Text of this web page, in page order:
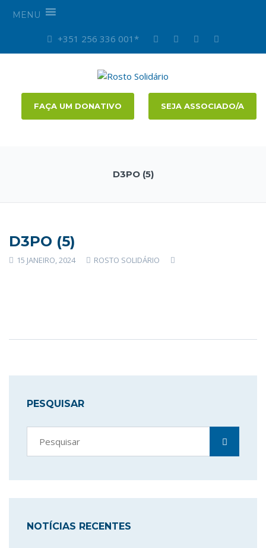
MENU
+351 256 336 001*
FAÇA UM DONATIVO SEJA ASSOCIADO/A
D3PO (5)
D3PO (5)
15 JANEIRO, 2024 ROSTO SOLIDÁRIO
PESQUISAR
NOTÍCIAS RECENTES